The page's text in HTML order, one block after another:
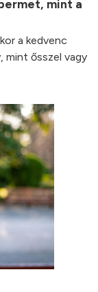
mint a
a kedvenc
mint ősszel vagy